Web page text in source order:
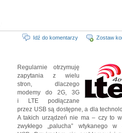
Zostaw
Idź do komentarzy
Regularnie otrzymuję
zapytania z wielu
stron, dlaczego
modemy do 2G, 3G
i LTE podłączane
przez USB są dostępne, a dla
A takich urządzeń nie ma – czy to
zwykłego „palucha” wtykanego w